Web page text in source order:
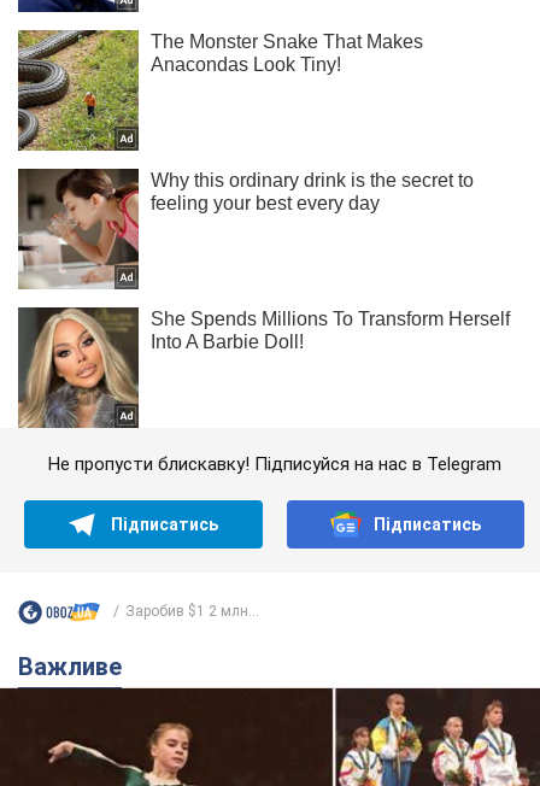
Не пропусти блискавку! Підписуйся на нас в Telegram
Підписатись Підписатись
Заробив $1 2 млн...
Важливе